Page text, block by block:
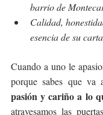
barrio de
Calidad,
esencia de su carta
Cuando a uno le
pasión y cariño a lo
atravesamos las